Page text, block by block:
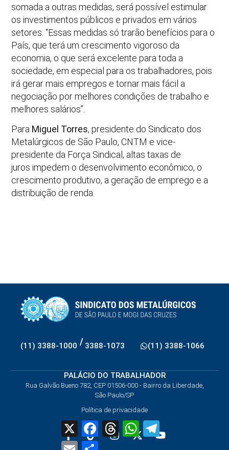
somada a outras medidas, será possível estimular
os investimentos públicos e privados em vários
setores. “Essas medidas só trarão benefícios para o
País, que terá um crescimento vigoroso da
economia, o que será excelente para toda a
sociedade, em especial para os trabalhadores, pois
irá gerar mais empregos e tornar mais fácil a
negociação por melhores condições de trabalho e
melhores salários”.
Para Miguel Torres, presidente do Sindicato dos
Metalúrgicos de São Paulo, CNTM e vice-
presidente da Força Sindical, altas taxas de
juros impedem o desenvolvimento econômico, o
crescimento produtivo, a geração de emprego e a
distribuição de renda.
(11) 3388-1000 / 3388-1073 (11) 3388-1066
PALÁCIO DO TRABALHADOR
Rua Galvão Bueno 782, CEP 01506-000 - Bairro da Liberdade,
São Paulo/SP
Política de privacidade
X FacebookThreadsWhatsApp
Email